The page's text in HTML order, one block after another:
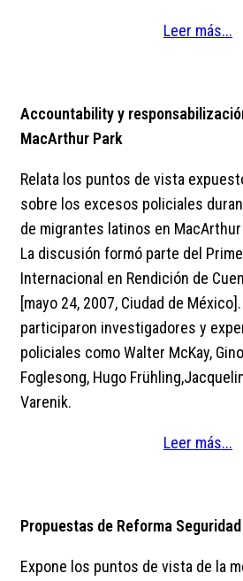
Leer más...
Accountability y
MacArthur Park
Relata los puntos de vista
sobre los excesos policiales
de migrantes latinos en
La discusión formó parte del
Internacional en Rendición de
[mayo 24, 2007, Ciudad de
participaron investigadores y
policiales como Walter McKay,
Foglesong, Hugo
Varenik.
Leer más...
Propuestas de Reforma
Expone los puntos de vista de la